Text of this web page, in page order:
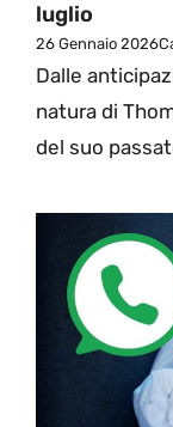
luglio
26 Gennaio 2026
Dalle
natura di
del suo